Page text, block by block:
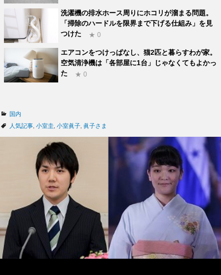
洗濯機の排水ホース周りにホコリが溜まる問題。
「掃除のハードルを限界まで下げる仕組み」を見
つけた
★ 0
エアコンをつけっぱなし、猫2匹と暮らすわが家。
空気清浄機は「各部屋に1台」じゃなくてもよかっ
た
★ 0
カ
テ
国内
タ
人気記事, 小室圭, 小室眞子, 眞子さま